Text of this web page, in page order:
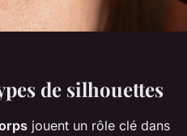
de silhouettes
jouent un rôle clé dans